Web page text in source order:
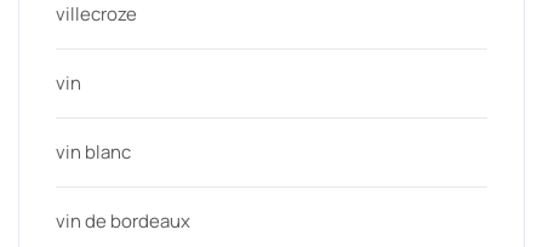
villecroze
vin
vin blanc
vin de bordeaux